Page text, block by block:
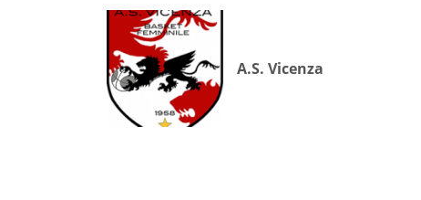
A.S. Vicenza